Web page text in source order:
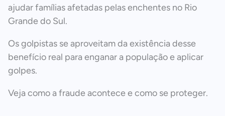
ajudar famílias afetadas pelas enchentes no Rio
Grande do Sul.
Os golpistas se aproveitam da existência desse
benefício real para enganar a população e aplicar
golpes.
Veja como a fraude acontece e como se proteger.